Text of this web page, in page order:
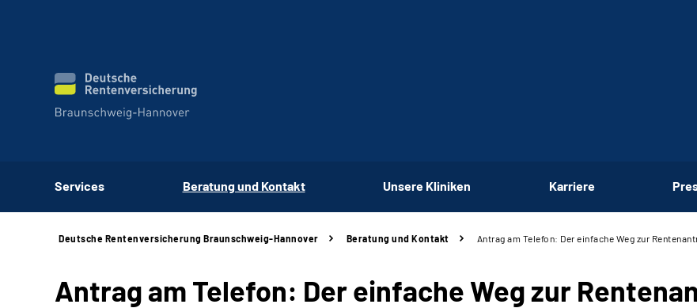
Services Beratung und Kontakt Unsere Kliniken Karriere
Deutsche Rentenversicherung Braunschweig-Hannover Beratung und Kontakt Antrag am Telefon: Der einfache Weg zur
Antrag am Telefon: Der einfache Weg zur